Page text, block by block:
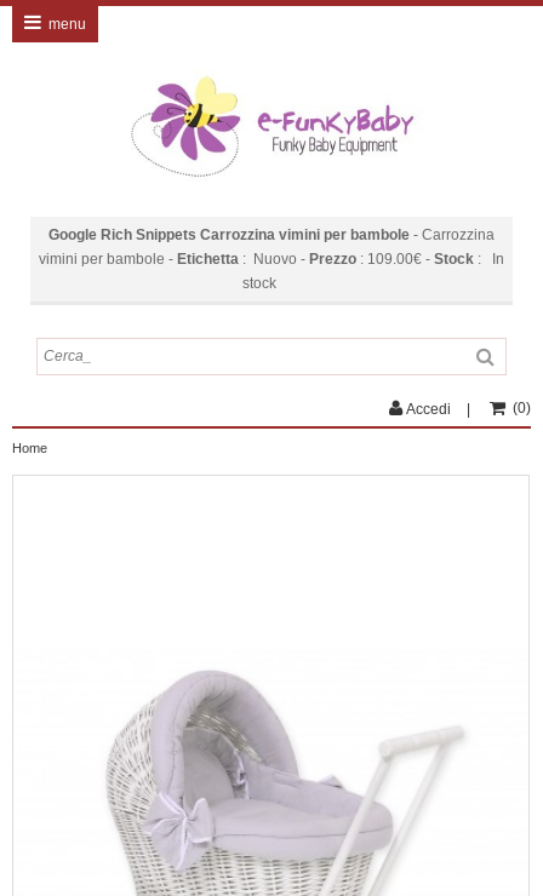
Google Rich Snippets Carrozzina vimini per bambole - Carrozzina
vimini per bambole - Etichetta : Nuovo - Prezzo : 109.00€ - Stock : In
stock
menu
Accedi (0)
Home